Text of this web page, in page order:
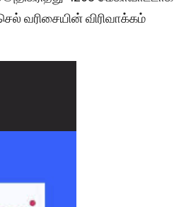
வரிசையின் விரிவாக்கம்